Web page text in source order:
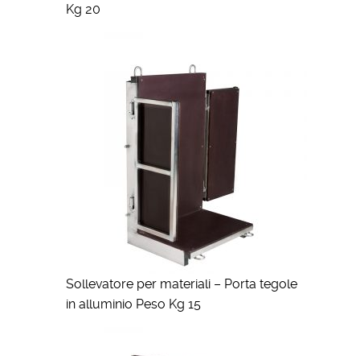
Kg 20
Sollevatore per materiali – Porta tegole
in alluminio Peso Kg 15